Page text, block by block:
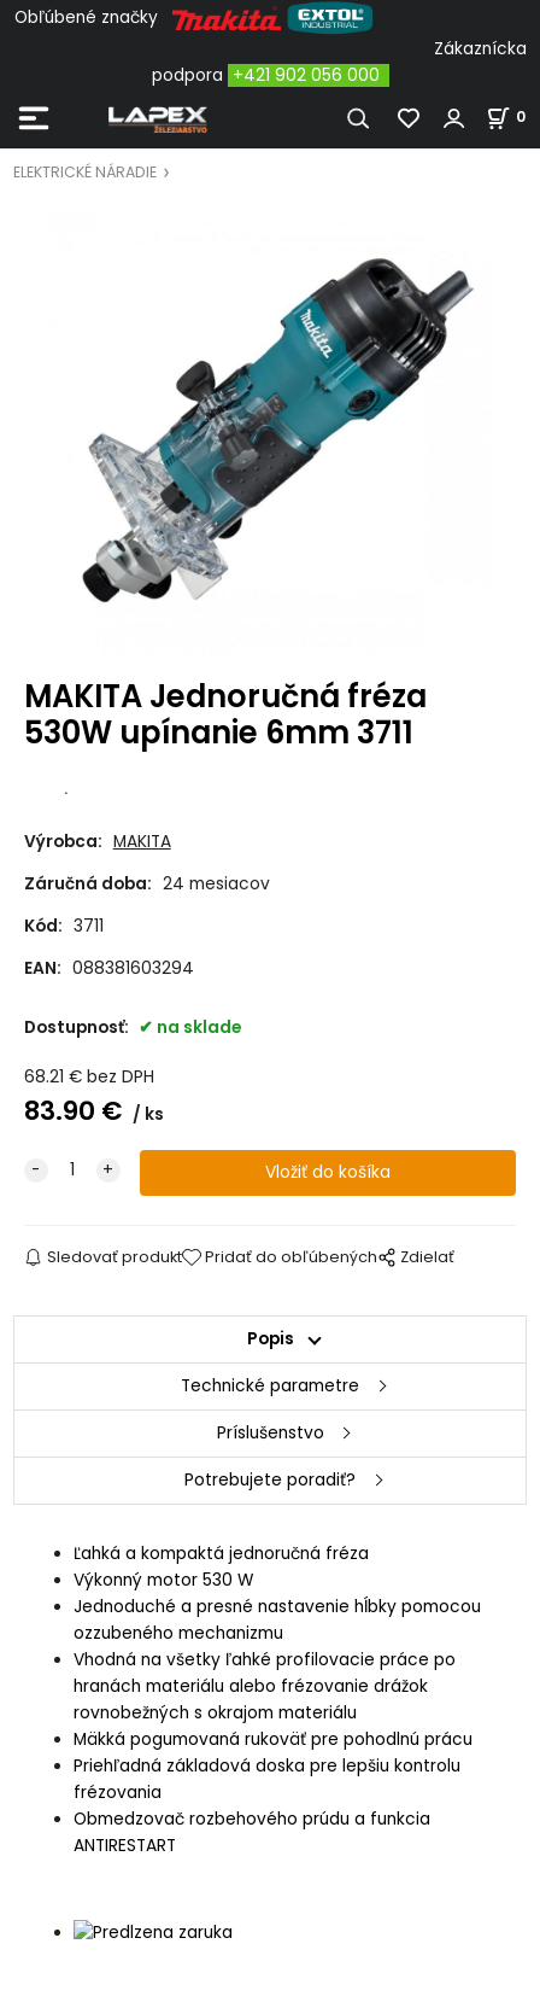
Obľúbené značky
Zákaznícka
podpora +421 902 056 000
0
ELEKTRICKÉ NÁRADIE
MAKITA Jednoručná fréza
530W upínanie 6mm 3711
.
Výrobca: MAKITA
Záručná doba: 24 mesiacov
Kód: 3711
EAN: 088381603294
Dostupnosť: na sklade
68.21 € bez DPH
83.90 € ks
Sledovať produkt Pridať do obľúbených Zdielať
Popis
Technické parametre
Príslušenstvo
Potrebujete poradiť?
Ľahká a kompaktá jednoručná fréza
Výkonný motor 530 W
Jednoduché a presné nastavenie hĺbky pomocou
ozzubeného mechanizmu
Vhodná na všetky ľahké profilovacie práce po
hranách materiálu alebo frézovanie drážok
rovnobežných s okrajom materiálu
Mäkká pogumovaná rukoväť pre pohodlnú prácu
Priehľadná základová doska pre lepšiu kontrolu
frézovania
Obmedzovač rozbehového prúdu a funkcia
ANTIRESTART